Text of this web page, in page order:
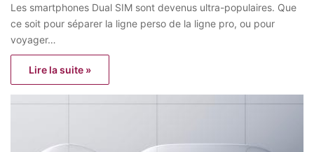
Les smartphones Dual SIM sont devenus ultra-populaires. Que
ce soit pour séparer la ligne perso de la ligne pro, ou pour
voyager…
Lire la suite »